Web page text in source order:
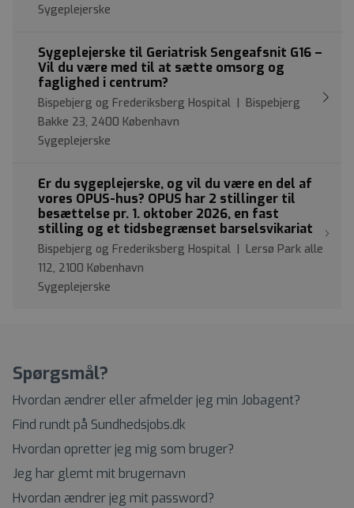
Sygeplejerske
Sygeplejerske til Geriatrisk Sengeafsnit G16 –
Vil du være med til at sætte omsorg og
faglighed i centrum?
Bispebjerg og Frederiksberg Hospital | Bispebjerg
Bakke 23, 2400 København
Sygeplejerske
Er du sygeplejerske, og vil du være en del af
vores OPUS-hus? OPUS har 2 stillinger til
besættelse pr. 1. oktober 2026, en fast
stilling og et tidsbegrænset barselsvikariat
Bispebjerg og Frederiksberg Hospital | Lersø Park alle
112, 2100 København
Sygeplejerske
Spørgsmål?
Hvordan ændrer eller afmelder jeg min Jobagent?
Find rundt på Sundhedsjobs.dk
Hvordan opretter jeg mig som bruger?
Jeg har glemt mit brugernavn
Hvordan ændrer jeg mit password?